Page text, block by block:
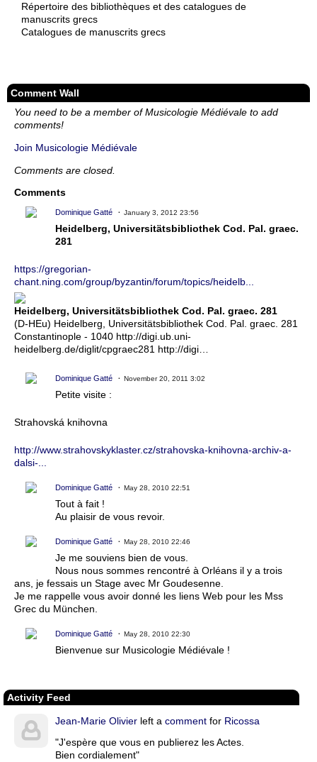
Répertoire des bibliothèques et des catalogues de
manuscrits grecs
Catalogues de manuscrits grecs
Comment Wall
You need to be a member of Musicologie Médiévale to add
comments!
Join Musicologie Médiévale
Comments are closed.
Comments
Dominique Gatté January 3, 2012 23:56
Heidelberg, Universitätsbibliothek Cod. Pal. graec.
281
https://gregorian-
chant.ning.com/group/byzantin/forum/topics/heidelb...
Heidelberg, Universitätsbibliothek Cod. Pal. graec. 281
(D-HEu) Heidelberg, Universitätsbibliothek Cod. Pal. graec. 281
Constantinople - 1040 http://digi.ub.uni-
heidelberg.de/diglit/cpgraec281 http://digi…
Dominique Gatté November 20, 2011 3:02
Petite visite :
Strahovská knihovna
http://www.strahovskyklaster.cz/strahovska-knihovna-archiv-a-
dalsi-...
Dominique Gatté May 28, 2010 22:51
Tout à fait !
Au plaisir de vous revoir.
Dominique Gatté May 28, 2010 22:46
Je me souviens bien de vous.
Nous nous sommes rencontré à Orléans il y a trois
ans, je fessais un Stage avec Mr Goudesenne.
Je me rappelle vous avoir donné les liens Web pour les Mss
Grec du München.
Dominique Gatté May 28, 2010 22:30
Bienvenue sur Musicologie Médiévale !
Activity Feed
Jean-Marie Olivier left a comment for Ricossa
"J'espère que vous en publierez les Actes.
Bien cordialement"